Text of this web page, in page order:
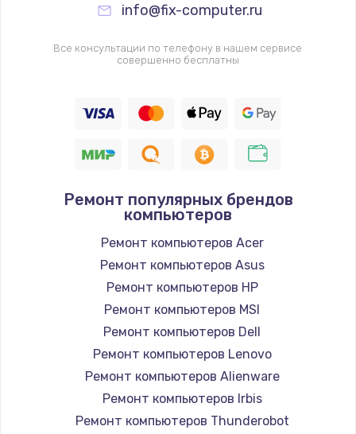
info@fix-computer.ru
Все консультации по телефону в нашем сервисе
совершенно бесплатны
Ремонт популярных брендов
компьютеров
Ремонт компьютеров Acer
Ремонт компьютеров Asus
Ремонт компьютеров HP
Ремонт компьютеров MSI
Ремонт компьютеров Dell
Ремонт компьютеров Lenovo
Ремонт компьютеров Alienware
Ремонт компьютеров Irbis
Ремонт компьютеров Thunderobot